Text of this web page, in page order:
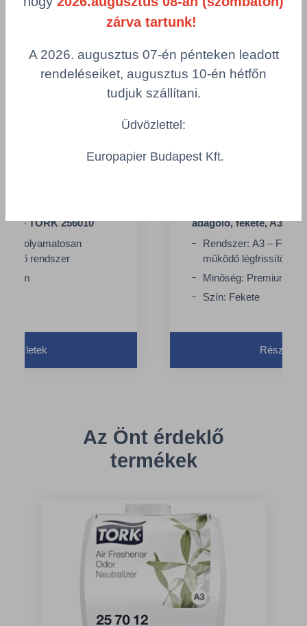
A3 - TORK 256010
– Folyamatosan
rendszer
Részletek
adagoló, fekete, A3 -
Rendszer: A3 –
működő légfrissítő
Minőség: Premium
Szín: Fekete
Részletek
Az Önt érdeklő
termékek
zárva tartunk!
A 2026. augusztus 07-én pénteken leadott
rendeléseiket, augusztus 10-én hétfőn
tudjuk szállítani.
Üdvözlettel:
Europapier Budapest Kft.